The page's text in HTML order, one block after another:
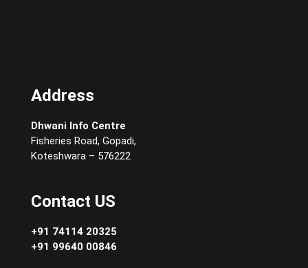
Address
Dhwani Info Centre
Fisheries Road, Gopadi,
Koteshwara – 576222
Contact US
+91 74114 20325
+91 99640 00846